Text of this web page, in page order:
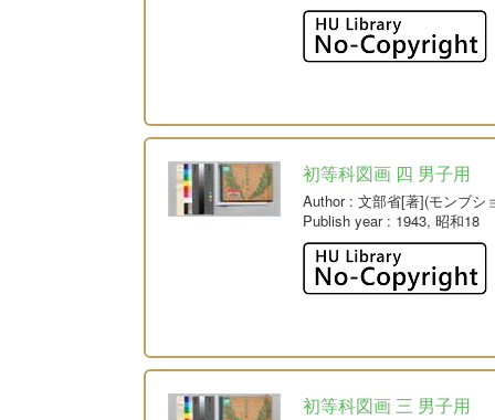
初等科図画 四 男子用
Author: 文部省[著](モンブシ
Publish year: 1943, 昭和18
初等科図画 三 男子用